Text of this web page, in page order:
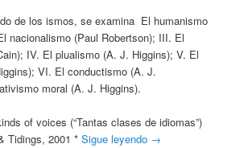
de los ismos, se examina El humanismo
nacionalismo (Paul Robertson); III. El
IV. El plualismo (A. J. Higgins); V. El
VI. El conductismo (A. J.
moral (A. J. Higgins).
of voices (“Tantas clases de idiomas”)
Tidings, 2001 *Sigue leyendo →